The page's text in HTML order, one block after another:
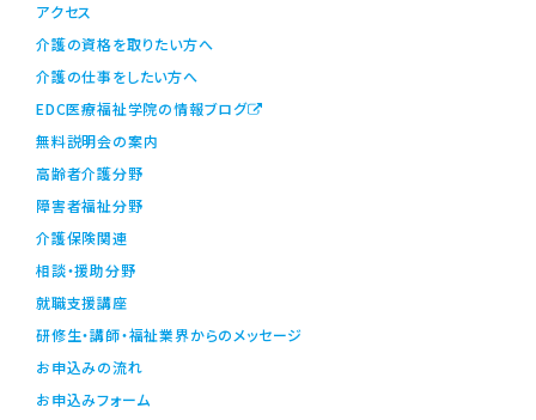
アクセス
介護の資格を取りたい方へ
介護の仕事をしたい方へ
EDC医療福祉学院の情報ブログ
無料説明会の案内
高齢者介護分野
障害者福祉分野
介護保険関連
相談・援助分野
就職支援講座
研修生・講師・福祉業界からのメッセージ
お申込みの流れ
お申込みフォーム